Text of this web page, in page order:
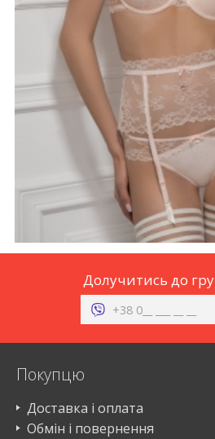
Долучитись до
Покупцю
Доставка і оплата
Обмін і повернення